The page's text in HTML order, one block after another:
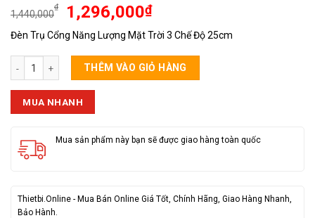
1,440,000
₫
Giá
gốc
là:
1,440,000₫.
1,296,000₫Giá
tại
là:
1,296,000₫.
Đèn Trụ Cổng Năng Lượng Mặt Trời 3 Chế Độ 25cm
Đèn Trụ Cổng Năng Lượng Mặt Trời 3 Chế Độ 25cm số lượng
THÊM VÀO GIỎ HÀNG
MUA NHANH
Mua sản phẩm này bạn sẽ được giao hàng toàn quốc
Thietbi.Online - Mua Bán Online Giá Tốt, Chính Hãng, Giao Hàng Nhanh,
Bảo Hành.